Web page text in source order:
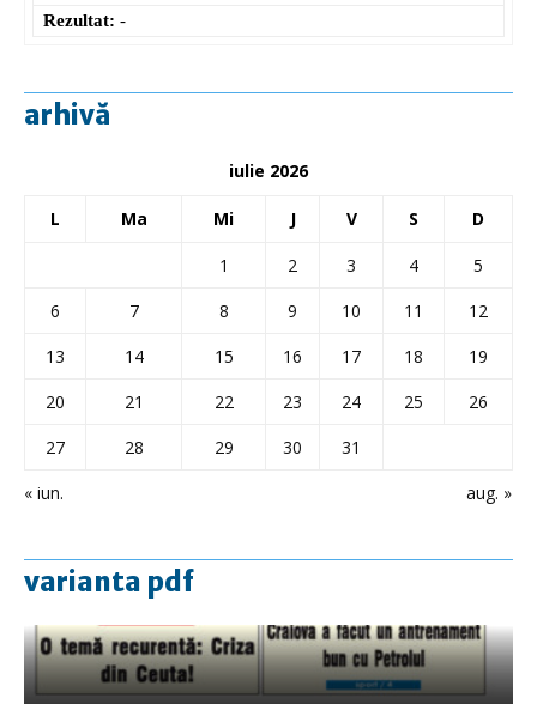
Rezultat: -
arhivă
iulie 2026
L Ma Mi J V S D
« iun. aug. »
1 2 3 4
5
6
7 8 9 10 11
12
13
14 15 16 17 18
19
20
21 22 23 24 25
26
27
28 29 30 31
varianta pdf